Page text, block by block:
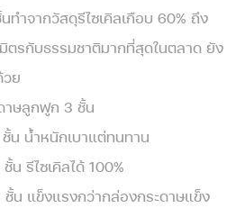
ำจากวัสดุรีไซเคิลเกือบ 60% ถึง
ตรกับธรรมชาติมากที่สุดในตลาด ยัง
ย
าษลูกฟูก 3 ชั้น
น น้ำหนักเบาแต่ทนทาน
รีไซเคิลได้ 100%
น แข็งแรงกว่ากล่องกระดาษแข็ง